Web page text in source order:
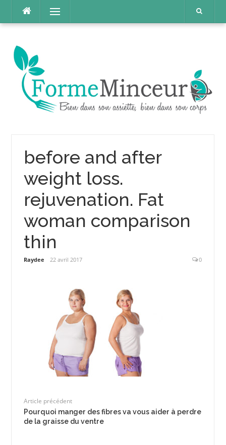
contenu
Menu
before and after
weight loss.
rejuvenation. Fat
woman comparison
thin
Raydee 22 avril 2017 0
Article précédent
Pourquoi manger des fibres va vous aider à perdre
de la graisse du ventre